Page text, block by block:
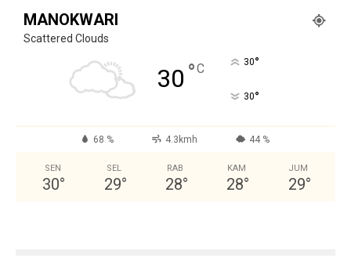
MANOKWARI
Scattered Clouds
30 °C 30°
30°
68 % 4.3kmh 44 %
SEN
30°
SEL
29°
RAB
28°
KAM
28°
JUM
29°